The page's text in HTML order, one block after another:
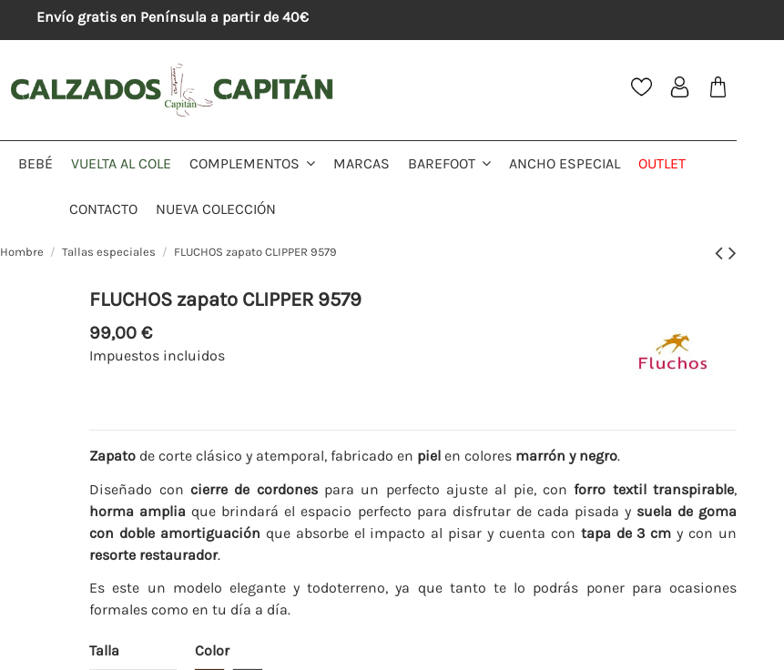
Envío gratis en Península a partir de 40€
BEBÉ VUELTA AL COLE COMPLEMENTOS MARCAS BAREFOOT ANCHO ESPECIAL OUTLET
CONTACTO NUEVA COLECCIÓN
Hombre Tallas especiales FLUCHOS zapato CLIPPER 9579
FLUCHOS zapato CLIPPER 9579
99,00 €
Impuestos incluidos
Zapato de corte clásico y atemporal, fabricado en piel en colores marrón y negro.
Diseñado con cierre de cordonespara un perfecto ajuste al pie, con forro textil transpirable,
horma ampliaque brindará el espacio perfecto para disfrutar de cada pisada y suela de goma
con doble amortiguación que absorbe el impacto al pisar y cuenta con tapa de 3 cm y con un
resorte restaurador.
Es este un modelo elegante y todoterreno, ya que tanto te lo podrás poner para ocasiones
formales como en tu día a día.
Talla
Color